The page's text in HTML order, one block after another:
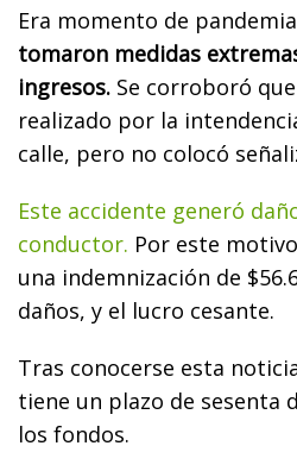
Era momento de
tomaron medidas
ingresos. Se corroboró
realizado por la
calle, pero no colocó
Este accidente generó
conductor. Por este
una indemnización de
daños, y el lucro cesante.
Tras conocerse esta
tiene un plazo de sesenta
los fondos.